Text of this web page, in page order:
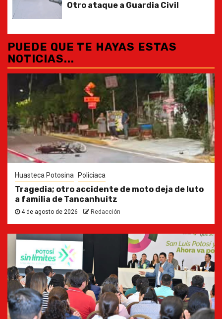
Otro ataque a Guardia Civil
PUEDE QUE TE HAYAS ESTAS
NOTICIAS...
Huasteca Potosina Policiaca
Tragedia; otro accidente de moto deja de luto
a familia de Tancanhuitz
4 de agosto de 2026 Redacción